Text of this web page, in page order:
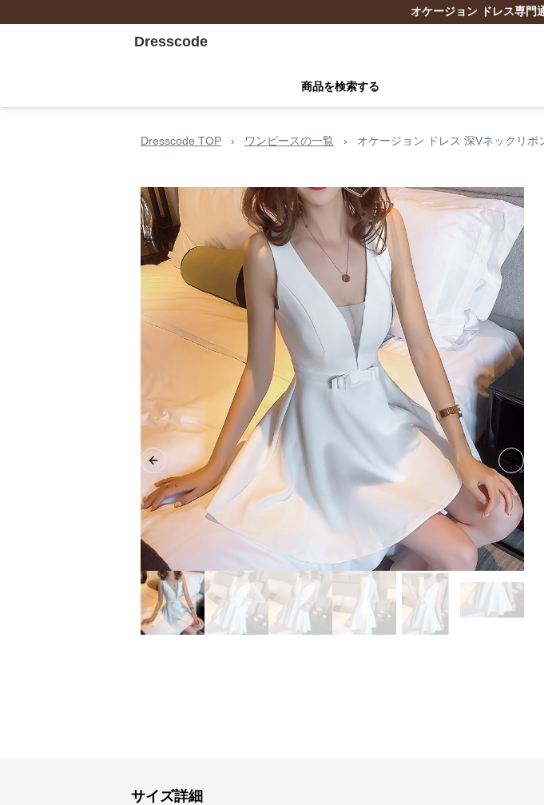
オケージョン ドレス専門
Dresscode
商品を検索する
Dresscode TOP › ワンピースの一覧 › オケージョン ドレス 深Vネックリボ
Previous slide Next
サイズ詳細